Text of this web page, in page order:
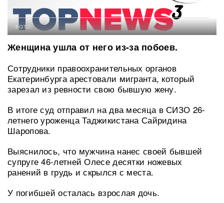
ФОТО:
Женщина ушла от него из-за побоев.
Сотрудники правоохранительных органов
Екатеринбурга арестовали мигранта, который
зарезал из ревности свою бывшую жену.
В итоге суд отправил на два месяца в СИЗО 26-
летнего уроженца Таджикистана Сайридина
Шаропова.
Выяснилось, что мужчина нанес своей бывшей
супруге 46-летней Олесе десятки ножевых
ранений в грудь и скрылся с места.
У погибшей осталась взрослая дочь.